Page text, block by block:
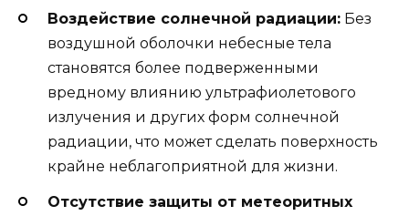
Воздействие солнечной радиации: Без
воздушной оболочки небесные тела
становятся более подверженными
вредному влиянию ультрафиолетового
излучения и других форм солнечной
радиации, что может сделать поверхность
крайне неблагоприятной для жизни.
Отсутствие защиты от метеоритных